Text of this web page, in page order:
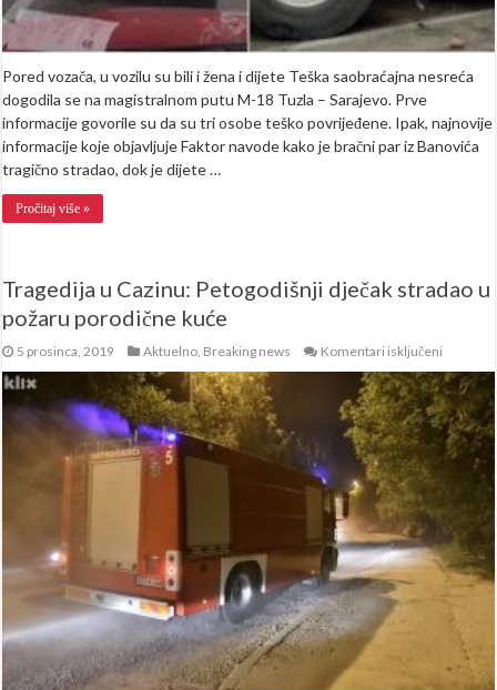
Pored vozača, u vozilu su bili i žena i dijete Teška saobraćajna nesreća
dogodila se na magistralnom putu M-18 Tuzla – Sarajevo. Prve
informacije govorile su da su tri osobe teško povrijeđene. Ipak, najnovije
informacije koje objavljuje Faktor navode kako je bračni par iz Banovića
tragično stradao, dok je dijete …
Pročitaj više »
Tragedija u Cazinu: Petogodišnji dječak stradao u
požaru porodične kuće
5 prosinca, 2019 Aktuelno Breaking news Komentari isključeni
u
Cazinu:
dječak
stradao